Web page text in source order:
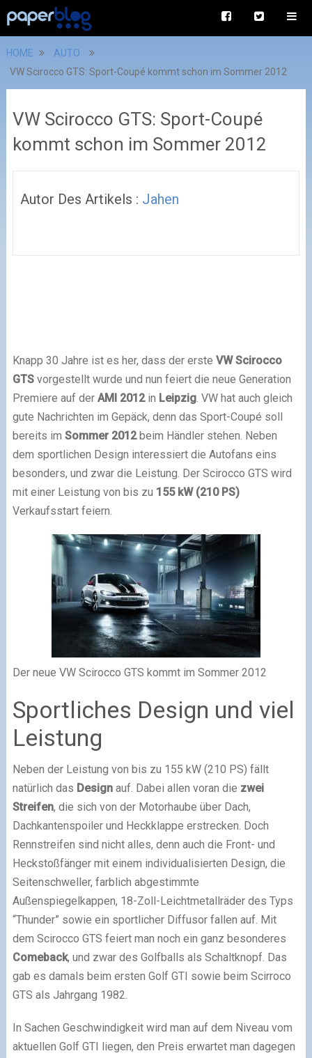
HOME
AUTO
VW Scirocco GTS: Sport-Coupé kommt schon im Sommer 2012
VW Scirocco GTS: Sport-Coupé
kommt schon im Sommer 2012
Autor Des Artikels : Jahen
Knapp 30 Jahre ist es her, dass der erste VW Scirocco
GTSvorgestellt wurde und nun feiert die neue Generation
Premiere auf der AMI 2012in Leipzig. VW hat auch gleich
gute Nachrichten im Gepäck, denn das Sport-Coupé soll
bereits im Sommer 2012beim Händler stehen. Neben
dem sportlichen Design interessiert die Autofans eins
besonders, und zwar die Leistung. Der Scirocco GTS wird
mit einer Leistung von bis zu 155 kW (210 PS)
Verkaufsstart feiern.
Der neue VW Scirocco GTS kommt im Sommer 2012
Sportliches Design und viel
Leistung
Neben der Leistung von bis zu 155 kW (210 PS) fällt
natürlich das Designauf. Dabei allen voran die zwei
Streifen, die sich von der Motorhaube über Dach,
Dachkantenspoiler und Heckklappe erstrecken. Doch
Rennstreifen sind nicht alles, denn auch die Front- und
Heckstoßfänger mit einem individualisierten Design, die
Seitenschweller, farblich abgestimmte
Außenspiegelkappen, 18-Zoll-Leichtmetallräder des Typs
“Thunder” sowie ein sportlicher Diffusor fallen auf. Mit
dem Scirocco GTS feiert man noch ein ganz besonderes
Comeback, und zwar des Golfballs als Schaltknopf. Das
gab es damals beim ersten Golf GTI sowie beim Scirroco
GTS als Jahrgang 1982.
In Sachen Geschwindigkeit wird man auf dem Niveau vom
aktuellen Golf GTI liegen, den Preis erwartet man dagegen